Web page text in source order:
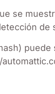
se
de